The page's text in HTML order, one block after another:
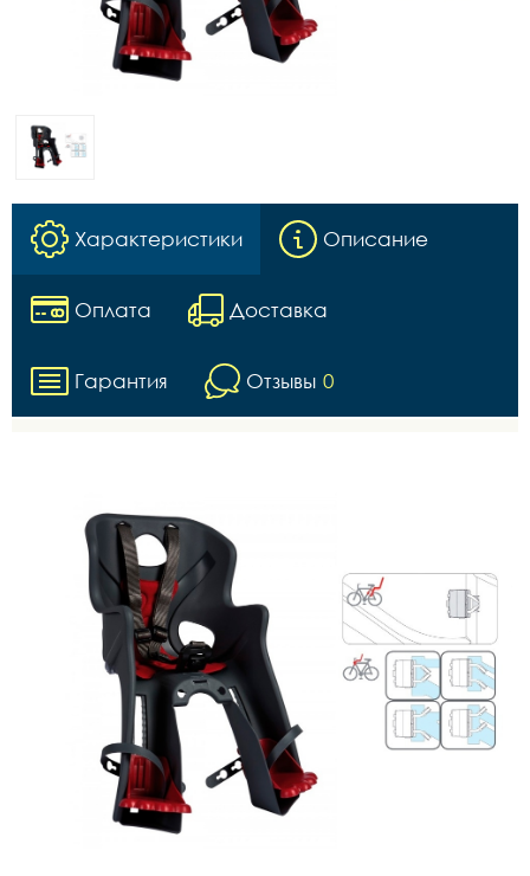
Характеристики Описание
Оплата Доставка
Гарантия Отзывы 0